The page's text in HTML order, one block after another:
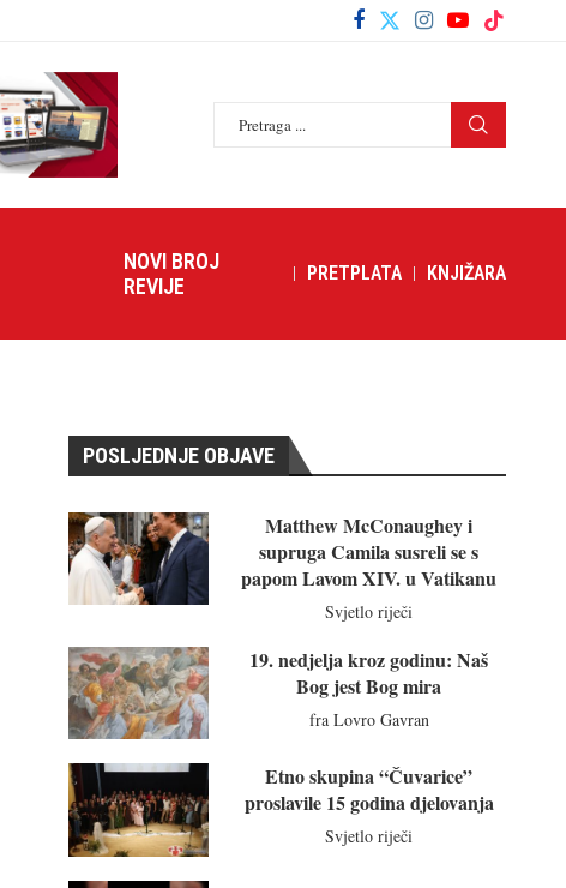
NOVI BROJ
REVIJE
PRETPLATA KNJIŽARA
POSLJEDNJE OBJAVE
Matthew McConaughey i
supruga Camila susreli se s
papom Lavom XIV. u Vatikanu
Svjetlo riječi
19. nedjelja kroz godinu: Naš
Bog jest Bog mira
fra Lovro Gavran
Etno skupina “Čuvarice”
proslavile 15 godina djelovanja
Svjetlo riječi